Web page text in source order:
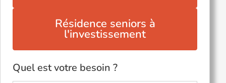
Résidence seniors à
l'investissement
Quel est votre besoin ?